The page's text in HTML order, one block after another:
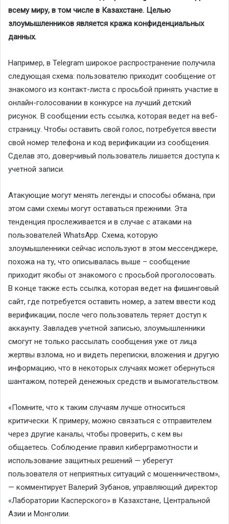
всему миру, в том числе в Казахстане. Целью
злоумышленников является кража конфиденциальных
данных.
Например, в Telegram широкое распространение получила
следующая схема: пользователю приходит сообщение от
знакомого из контакт-листа с просьбой принять участие в
онлайн-голосовании в конкурсе на лучший детский
рисунок. В сообщении есть ссылка, которая ведет на веб-
страницу. Чтобы оставить свой голос, потребуется ввести
свой номер телефона и код верификации из сообщения.
Сделав это, доверчивый пользователь лишается доступа к
учетной записи.
Атакующие могут менять легенды и способы обмана, при
этом сами схемы могут оставаться прежними. Эта
тенденция прослеживается и в случае с атаками на
пользователей WhatsApp. Схема, которую
злоумышленники сейчас используют в этом мессенджере,
похожа на ту, что описывалась выше – сообщение
приходит якобы от знакомого с просьбой проголосовать.
В конце также есть ссылка, которая ведет на фишинговый
сайт, где потребуется оставить номер, а затем ввести код
верификации, после чего пользователь теряет доступ к
аккаунту. Завладев учетной записью, злоумышленники
смогут не только рассылать сообщения уже от лица
жертвы взлома, но и видеть переписки, вложения и другую
информацию, что в некоторых случаях может обернуться
шантажом, потерей денежных средств и вымогательством.
«Помните, что к таким случаям лучше относиться
критически. К примеру, можно связаться с отправителем
через другие каналы, чтобы проверить, с кем вы
общаетесь. Соблюдение правил киберграмотности и
использование защитных решений — уберегут
пользователя от неприятных ситуаций с мошенничеством»,
— комментирует Валерий Зубанов, управляющий директор
«Лаборатории Касперского» в Казахстане, Центральной
Азии и Монголии.